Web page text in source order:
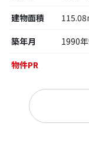
建物面積
築年月
1990
物件PR